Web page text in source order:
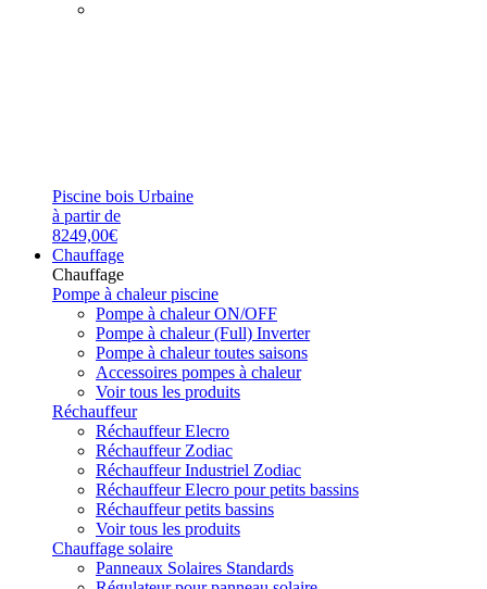
Piscine bois Urbaine
à partir de
8249,00€
Chauffage
Chauffage
Pompe à chaleur piscine
Pompe à chaleur ON/OFF
Pompe à chaleur (Full) Inverter
Pompe à chaleur toutes saisons
Accessoires pompes à chaleur
Voir tous les produits
Réchauffeur
Réchauffeur Elecro
Réchauffeur Zodiac
Réchauffeur Industriel Zodiac
Réchauffeur Elecro pour petits bassins
Réchauffeur petits bassins
Voir tous les produits
Chauffage solaire
Panneaux Solaires Standards